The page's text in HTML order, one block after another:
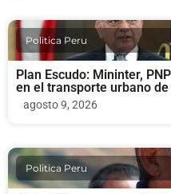
Politica Peru
Plan Escudo: Mininter,
en el transporte urbano de
agosto 9, 2026
Politica Peru